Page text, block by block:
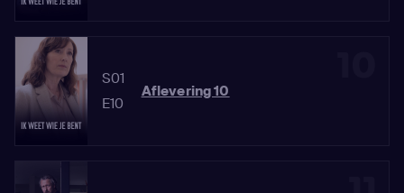
S01
E10
Aflevering 10